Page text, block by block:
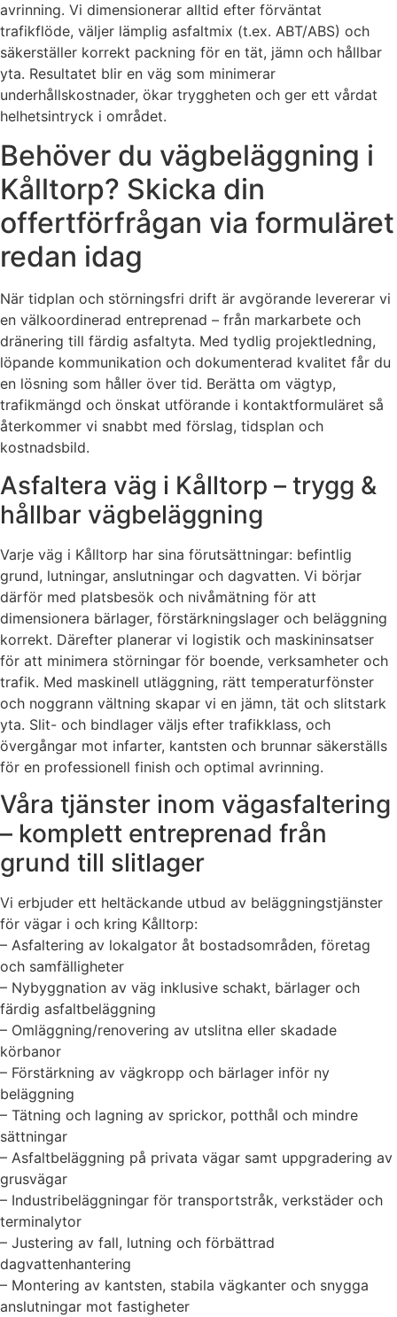
avrinning. Vi dimensionerar alltid efter förväntat
trafikflöde, väljer lämplig asfaltmix (t.ex. ABT/ABS) och
säkerställer korrekt packning för en tät, jämn och hållbar
yta. Resultatet blir en väg som minimerar
underhållskostnader, ökar tryggheten och ger ett vårdat
helhetsintryck i området.
Behöver du vägbeläggning i
Kålltorp? Skicka din
offertförfrågan via formuläret
redan idag
När tidplan och störningsfri drift är avgörande levererar vi
en välkoordinerad entreprenad – från markarbete och
dränering till färdig asfaltyta. Med tydlig projektledning,
löpande kommunikation och dokumenterad kvalitet får du
en lösning som håller över tid. Berätta om vägtyp,
trafikmängd och önskat utförande i kontaktformuläret så
återkommer vi snabbt med förslag, tidsplan och
kostnadsbild.
Asfaltera väg i Kålltorp – trygg &
hållbar vägbeläggning
Varje väg i Kålltorp har sina förutsättningar: befintlig
grund, lutningar, anslutningar och dagvatten. Vi börjar
därför med platsbesök och nivåmätning för att
dimensionera bärlager, förstärkningslager och beläggning
korrekt. Därefter planerar vi logistik och maskininsatser
för att minimera störningar för boende, verksamheter och
trafik. Med maskinell utläggning, rätt temperaturfönster
och noggrann vältning skapar vi en jämn, tät och slitstark
yta. Slit- och bindlager väljs efter trafikklass, och
övergångar mot infarter, kantsten och brunnar säkerställs
för en professionell finish och optimal avrinning.
Våra tjänster inom vägasfaltering
– komplett entreprenad från
grund till slitlager
Vi erbjuder ett heltäckande utbud av beläggningstjänster
för vägar i och kring Kålltorp:
– Asfaltering av lokalgator åt bostadsområden, företag
och samfälligheter
– Nybyggnation av väg inklusive schakt, bärlager och
färdig asfaltbeläggning
– Omläggning/renovering av utslitna eller skadade
körbanor
– Förstärkning av vägkropp och bärlager inför ny
beläggning
– Tätning och lagning av sprickor, potthål och mindre
sättningar
– Asfaltbeläggning på privata vägar samt uppgradering av
grusvägar
– Industribeläggningar för transportstråk, verkstäder och
terminalytor
– Justering av fall, lutning och förbättrad
dagvattenhantering
– Montering av kantsten, stabila vägkanter och snygga
anslutningar mot fastigheter